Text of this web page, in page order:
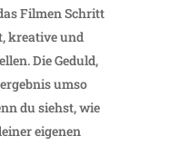
Filmen Schritt
krea­tive und
Die Geduld,
umso
du siehst, wie
eigenen